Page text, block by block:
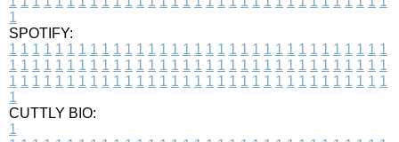
1
SPOTIFY:
1 1 1 1 1 1 1 1 1 1 1 1 1 1 1 1 1 1 1 1 1 1 1 1 1 1 1 1 1 1 1 1 1
1 1 1 1 1 1 1 1 1 1 1 1 1 1 1 1 1 1 1 1 1 1 1 1 1 1 1 1 1 1 1 1 1
1 1 1 1 1 1 1 1 1 1 1 1 1 1 1 1 1 1 1 1 1 1 1 1 1 1 1 1 1 1 1 1 1
1
CUTTLY BIO:
1